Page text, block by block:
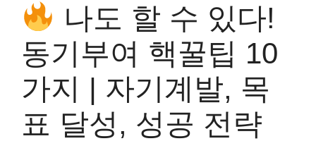
나도 할 수 있다!
동기부여 핵꿀팁 10
가지 | 자기계발, 목
표 달성, 성공 전략